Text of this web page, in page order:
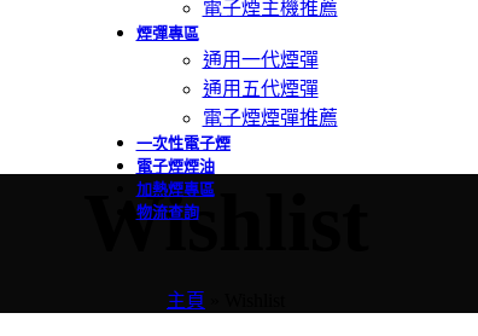
電子煙主機推薦
煙彈專區
通用一代煙彈
通用五代煙彈
電子煙煙彈推薦
一次性電子煙
電子煙煙油
加熱煙專區
物流查詢
Wishlist
主頁